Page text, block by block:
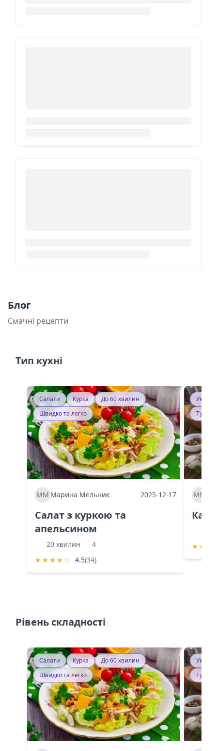
Блог
Смачні рецепти
Тип кухні
Салати Курка
До 60 хвилин
Швидко та легко
ММ Марина Мельник 2025-12-17
Салат з куркою та
апельсином
20 хвилин
4
★ ★ ★ ★ ☆ 4.5(34)
ММ
★ ★
Рівень складності
Салати Курка
До 60 хвилин
Швидко та легко